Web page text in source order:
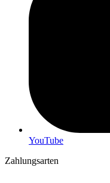
YouTube
Zahlungsarten